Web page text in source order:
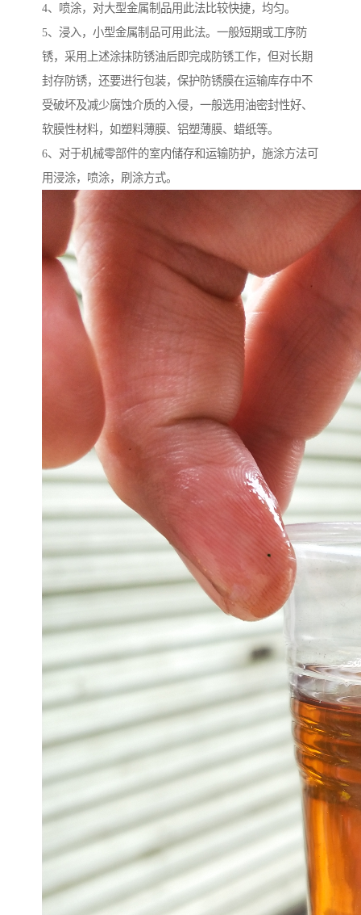
4、喷涂，对大型金属制品用此法比较快捷，均匀。
5、浸入，小型金属制品可用此法。一般短期或工序防
锈，采用上述涂抹防锈油后即完成防锈工作，但对长期
封存防锈，还要进行包装，保护防锈膜在运输库存中不
受破坏及减少腐蚀介质的入侵，一般选用油密封性好、
软膜性材料，如塑料薄膜、铝塑薄膜、蜡纸等。
6、对于机械零部件的室内储存和运输防护，施涂方法可
用浸涂，喷涂，刷涂方式。